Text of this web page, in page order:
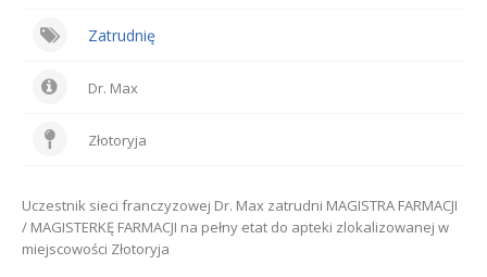
Zatrudnię
Dr. Max
Złotoryja
Uczestnik sieci franczyzowej Dr. Max zatrudni MAGISTRA FARMACJI
/ MAGISTERKĘ FARMACJI na pełny etat do apteki zlokalizowanej w
miejscowości Złotoryja